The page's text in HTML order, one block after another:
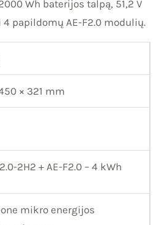
Wh baterijos talpą, 51,2 V
papildomų AE-F2.0 modulių.
× 321 mm
2H2 + AE-F2.0 – 4 kWh
mikro energijos